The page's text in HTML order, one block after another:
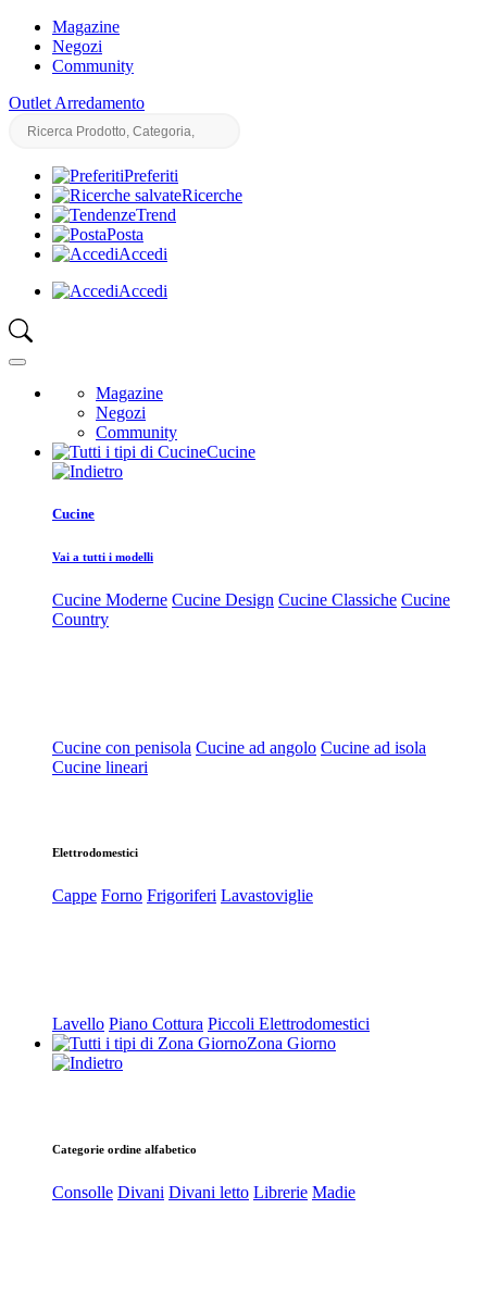
Magazine
Negozi
Community
Outlet Arredamento
Preferiti
Ricerche
Trend
Posta
Accedi
Accedi
Magazine
Negozi
Community
Cucine
Cucine
Vai a tutti i modelli
Cucine Moderne Cucine Design Cucine Classiche Cucine
Country
Cucine con penisola Cucine ad angolo Cucine ad isola
Cucine lineari
Elettrodomestici
Cappe Forno Frigoriferi Lavastoviglie
Lavello Piano Cottura Piccoli Elettrodomestici
Zona Giorno
Categorie ordine alfabetico
Consolle Divani Divani letto Librerie Madie